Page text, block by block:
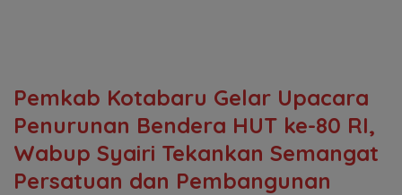
Pemkab Kotabaru Gelar Upacara
Penurunan Bendera HUT ke-80 RI,
Wabup Syairi Tekankan Semangat
Persatuan dan Pembangunan